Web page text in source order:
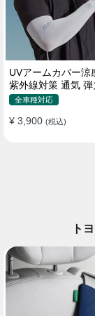
UVアームカバー涼
紫外線対策 通気 弾
感 メンズ
全車種対応
¥ 3,900 (税込)
ト